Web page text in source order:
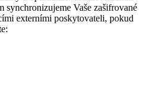
synchronizujeme Vaše zašifrované
externími poskytovateli, pokud